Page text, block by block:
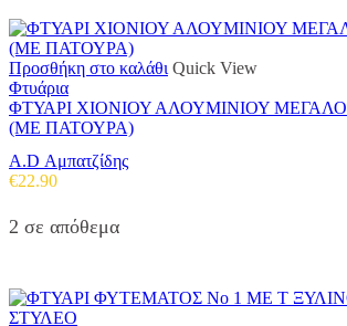
Προσθήκη στο καλάθι Quick View
Φτυάρια
ΦΤΥΑΡΙ ΧΙΟΝΙΟΥ ΑΛΟΥΜΙΝΙΟΥ ΜΕΓΑΛΟ
(ME ΠΑΤΟΥΡΑ)
A.D Αμπατζίδης
€22.90
2 σε απόθεμα